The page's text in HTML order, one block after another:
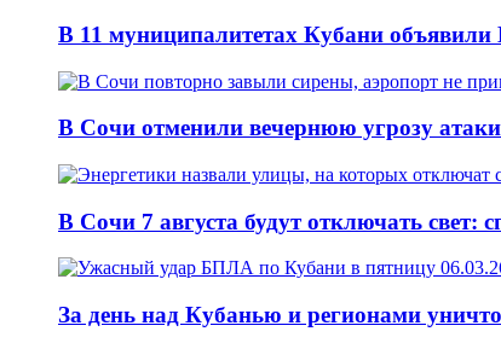
В 11 муниципалитетах Кубани объявили
В Сочи отменили вечернюю угрозу
В Сочи 7 августа будут отключать свет:
За день над Кубанью и регионами